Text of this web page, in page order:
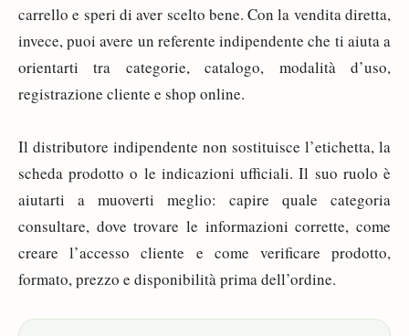
carrello e speri di aver scelto bene. Con la vendita diretta,
invece, puoi avere un referente indipendente che ti aiuta a
orientarti tra categorie, catalogo, modalità d’uso,
registrazione cliente e shop online.
Il distributore indipendente non sostituisce l’etichetta, la
scheda prodotto o le indicazioni ufficiali. Il suo ruolo è
aiutarti a muoverti meglio: capire quale categoria
consultare, dove trovare le informazioni corrette, come
creare l’accesso cliente e come verificare prodotto,
formato, prezzo e disponibilità prima dell’ordine.